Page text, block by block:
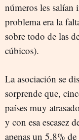
números les salían
problema era la
sobre todo de las
cúbicos).
La asociación se
sorprende que,
países muy
y con esa escasez
apenas un 5,8%